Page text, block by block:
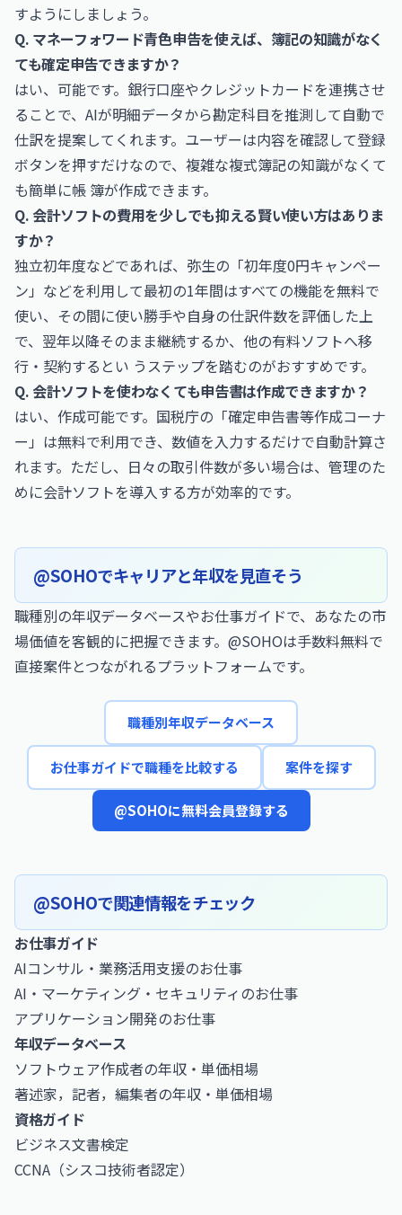
すようにしましょう。
Q. マネーフォワード青色申告を使えば、簿記の知識がなく
ても確定申告できますか？
はい、可能です。銀行口座やクレジットカードを連携させ
ることで、AIが明細データから勘定科目を推測して自動で
仕訳を提案してくれます。ユーザーは内容を確認して登録
ボタンを押すだけなので、複雑な複式簿記の知識がなくて
も簡単に帳 簿が作成できます。
Q. 会計ソフトの費用を少しでも抑える賢い使い方はありま
すか？
独立初年度などであれば、弥生の「初年度0円キャンペー
ン」などを利用して最初の1年間はすべての機能を無料で
使い、その間に使い勝手や自身の仕訳件数を評価した上
で、翌年以降そのまま継続するか、他の有料ソフトへ移
行・契約するとい うステップを踏むのがおすすめです。
Q. 会計ソフトを使わなくても申告書は作成できますか？
はい、作成可能です。国税庁の「確定申告書等作成コーナ
ー」は無料で利用でき、数値を入力するだけで自動計算さ
れます。ただし、日々の取引件数が多い場合は、管理のた
めに会計ソフトを導入する方が効率的です。
@SOHOでキャリアと年収を見直そう
職種別の年収データベースやお仕事ガイドで、あなたの市
場価値を客観的に把握できます。@SOHOは手数料無料で
直接案件とつながれるプラットフォームです。
職種別年収データベース
お仕事ガイドで職種を比較する 案件を探す
@SOHOに無料会員登録する
@SOHOで関連情報をチェック
お仕事ガイド
AIコンサル・業務活用支援のお仕事
AI・マーケティング・セキュリティのお仕事
アプリケーション開発のお仕事
年収データベース
ソフトウェア作成者の年収・単価相場
著述家，記者，編集者の年収・単価相場
資格ガイド
ビジネス文書検定
CCNA（シスコ技術者認定）